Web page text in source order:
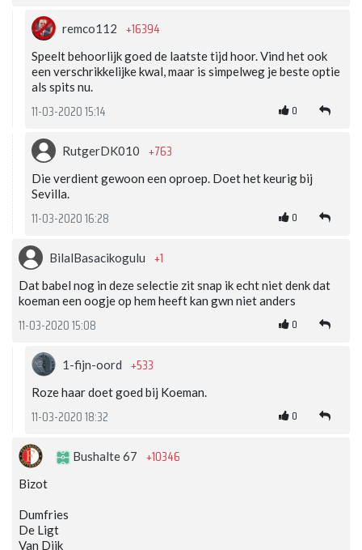
remco112 +16394
Speelt behoorlijk goed de laatste tijd hoor. Vind het ook
een verschrikkelijke kwal, maar is simpelweg je beste optie
als spits nu.
11-03-2020 15:14 0
RutgerDK010 +763
Die verdient gewoon een oproep. Doet het keurig bij
Sevilla.
11-03-2020 16:28 0
BilalBasacikogulu +1
Dat babel nog in deze selectie zit snap ik echt niet denk dat
koeman een oogje op hem heeft kan gwn niet anders
11-03-2020 15:08 0
1-fijn-oord +533
Roze haar doet goed bij Koeman.
11-03-2020 18:32 0
Bushalte 67 +10346
Bizot
Dumfries
De Ligt
Van Dijk